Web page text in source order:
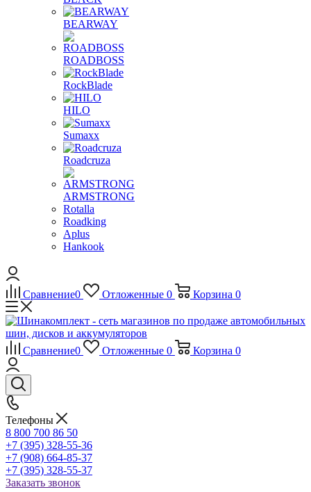
BEARWAY
ROADBOSS
RockBlade
HILO
Sumaxx
Roadcruza
ARMSTRONG
Rotalla
Roadking
Aplus
Hankook
Сравнение0 Отложенные 0 Корзина 0
Сравнение0 Отложенные 0 Корзина 0
Телефоны
8 800 700 86 50
+7 (395) 328-55-36
+7 (908) 664-85-37
+7 (395) 328-55-37
Заказать звонок